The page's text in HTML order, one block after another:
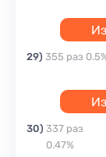
29) 355 раз 0.5
30) 337 раз
0.47%